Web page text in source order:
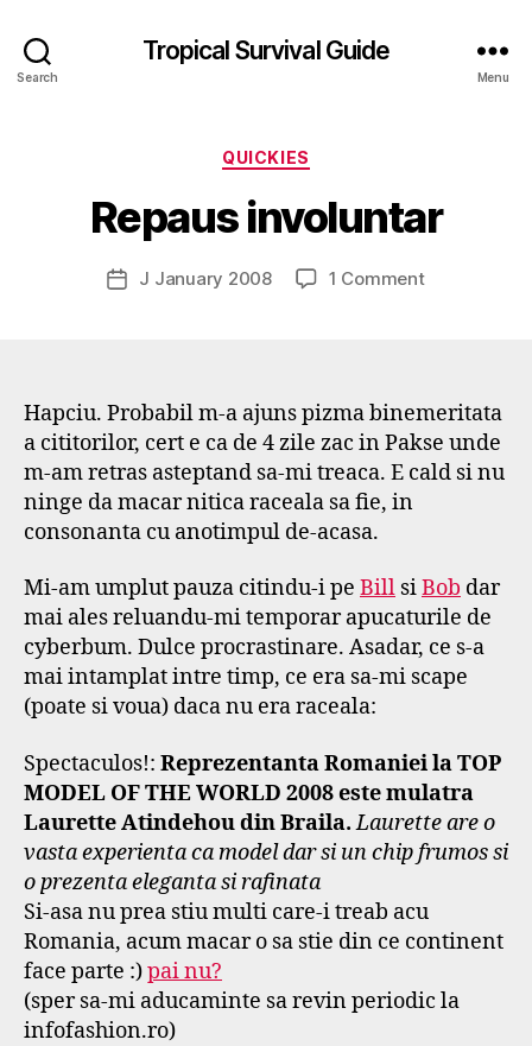
Search
Tropical Survival Guide
Menu
Categories
QUICKIES
Repaus involuntar
Post
author
s
p
o
d
f
PostJ January 2008 1 Commenton
Hapciu. Probabil m-a ajuns pizma binemeritata
a cititorilor, cert e ca de 4 zile zac in Pakse unde
m-am retras asteptand sa-mi treaca. E cald si nu
ninge da macar nitica raceala sa fie, in
consonanta cu anotimpul de-acasa.
Mi-am umplut pauza citindu-i pe Bill siBob dar
mai ales reluandu-mi temporar apucaturile de
cyberbum. Dulce procrastinare. Asadar, ce s-a
mai intamplat intre timp, ce era sa-mi scape
(poate si voua) daca nu era raceala:
Spectaculos!: Reprezentanta Romaniei la TOP
MODEL OF THE WORLD 2008 este mulatra
Laurette Atindehou din Braila. Laurette are o
vasta experienta ca model dar si un chip frumos si
o prezenta eleganta si rafinata
Si-asa nu prea stiu multi care-i treab acu
Romania, acum macar o sa stie din ce continent
face parte :)pai nu?
(sper sa-mi aducaminte sa revin periodic la
infofashion.ro)